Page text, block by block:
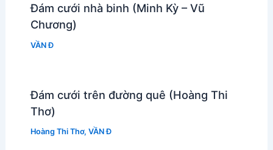
Đám cưới nhà binh (Minh Kỳ – Vũ
Chương)
VẦN Đ
Đám cưới trên đường quê (Hoàng Thi
Thơ)
Hoàng Thi Thơ, VẦN Đ